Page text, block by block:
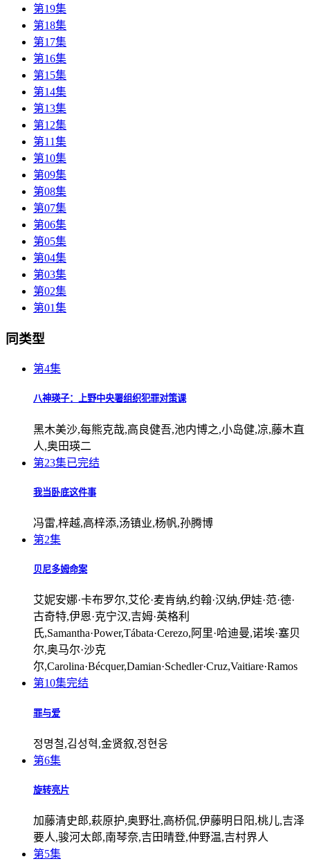
第19集
第18集
第17集
第16集
第15集
第14集
第13集
第12集
第11集
第10集
第09集
第08集
第07集
第06集
第05集
第04集
第03集
第02集
第01集
同类型
第4集
八神瑛子：上野中央署组织犯罪对策课
黑木美沙,每熊克哉,高良健吾,池内博之,小岛健,凉,藤木直
人,奥田瑛二
第23集已完结
我当卧底这件事
冯雷,梓越,高梓添,汤镇业,杨帆,孙腾博
第2集
贝尼多姆命案
艾妮安娜·卡布罗尔,艾伦·麦肯纳,约翰·汉纳,伊娃·范·德·
古奇特,伊恩·克宁汉,吉姆·英格利
氏,Samantha·Power,Tábata·Cerezo,阿里·哈迪曼,诺埃·塞贝
尔,奥马尔·沙克
尔,Carolina·Bécquer,Damian·Schedler·Cruz,Vaitiare·Ramos
第10集完结
罪与爱
정명철,김성혁,金贤叙,정현웅
第6集
旋转亮片
加藤清史郎,萩原护,奥野壮,高桥侃,伊藤明日阳,桃儿,吉泽
要人,骏河太郎,南琴奈,吉田晴登,仲野温,吉村界人
第5集